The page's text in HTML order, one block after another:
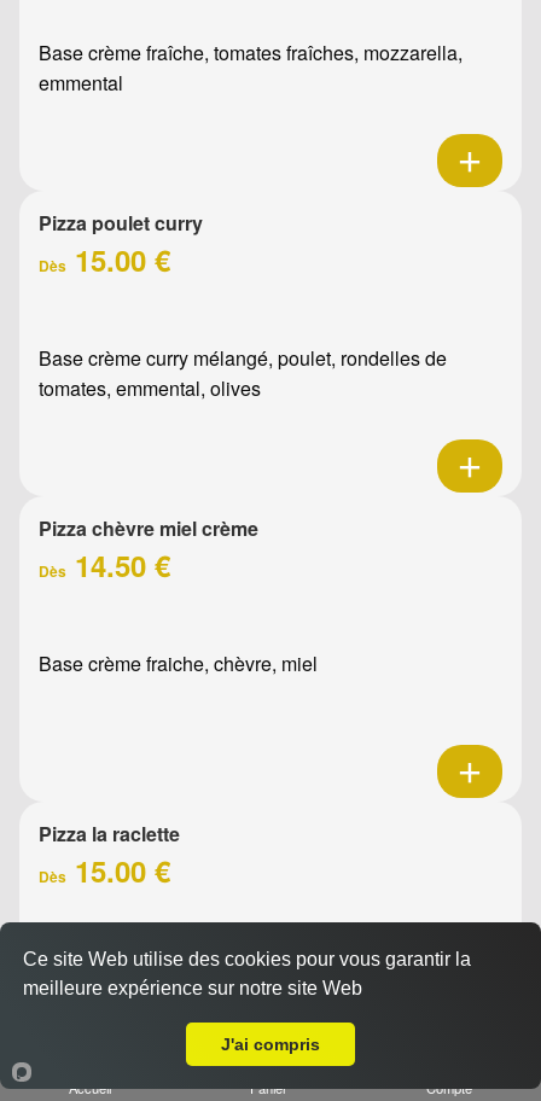
Base crème fraîche, tomates fraîches, mozzarella,
emmental
Pizza poulet curry
Dès 15.00 €
Base crème curry mélangé, poulet, rondelles de
tomates, emmental, olives
Pizza chèvre miel crème
Dès 14.50 €
Base crème fraiche, chèvre, miel
Pizza la raclette
Dès 15.00 €
Base crème fraîche, raclette, jambon, oignons confits,
emmental, olives
Accueil Panier Compte
Ce site Web utilise des cookies pour vous garantir la
meilleure expérience sur notre site Web
J'ai compris